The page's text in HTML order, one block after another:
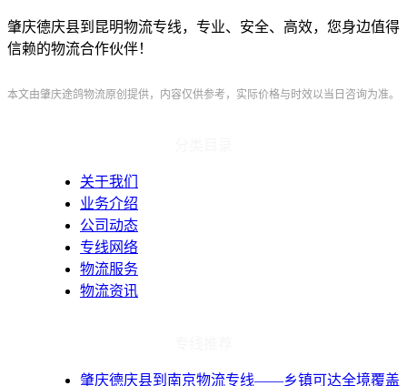
肇庆德庆县到昆明物流专线，专业、安全、高效，您身边值得
信赖的物流合作伙伴！
本文由肇庆途鸽物流原创提供，内容仅供参考，实际价格与时效以当日咨询为准。
关于我们
业务介绍
公司动态
专线网络
物流服务
物流资讯
肇庆德庆县到南京物流专线——乡镇可达全境覆盖